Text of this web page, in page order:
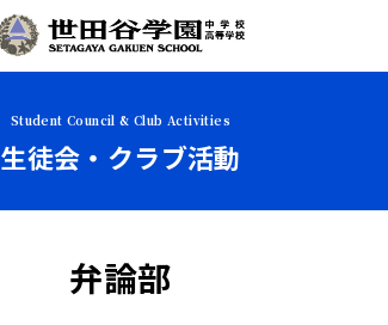
Student Council & Club Activities
生徒会・クラブ活動
弁論部